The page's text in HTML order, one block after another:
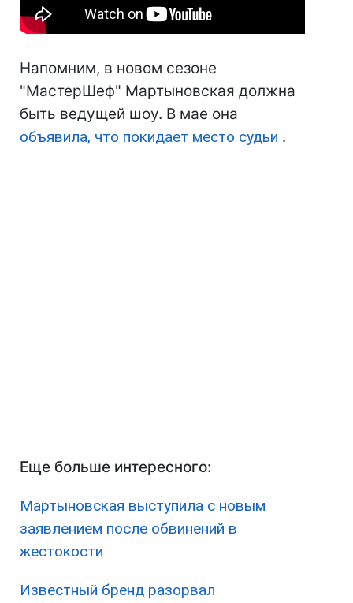
Напомним, в новом сезоне
"МастерШеф" Мартыновская должна
быть ведущей шоу. В мае она
объявила, что покидает место судьи .
Еще больше интересного:
Мартыновская выступила с новым
заявлением после обвинений в
жестокости
Известный бренд разорвал